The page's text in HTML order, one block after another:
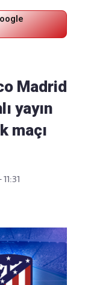
Madrid
yayın
maçı